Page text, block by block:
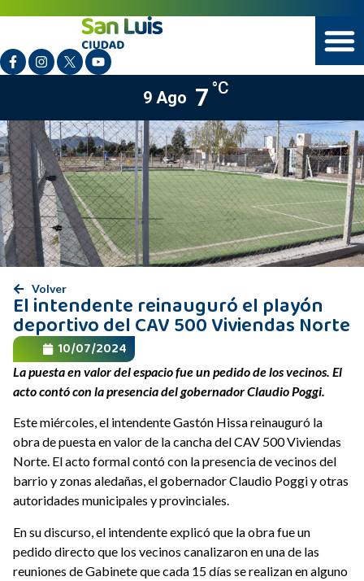
9 Ago 7 °C
Volver
El intendente reinauguró el playón
deportivo del CAV 500 Viviendas Norte
10/07/2024
La puesta en valor del espacio fue un pedido de los vecinos. El
acto contó con la presencia del gobernador Claudio Poggi.
Este miércoles, el intendente Gastón Hissa reinauguró la
obra de puesta en valor de la cancha del CAV 500 Viviendas
Norte. El acto formal contó con la presencia de vecinos del
barrio y zonas aledañas, el gobernador Claudio Poggi y otras
autoridades municipales y provinciales.
En su discurso, el intendente explicó que la obra fue un
pedido directo que los vecinos canalizaron en una de las
reuniones de Gabinete que cada 15 días se realizan en alguno